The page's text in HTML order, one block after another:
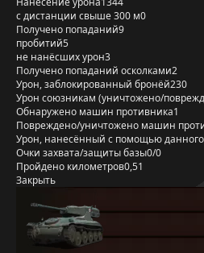
с дистанции свыше 300 м0
Получено попаданий9
пробитий5
не нанёсших урон3
Получено попаданий осколками2
Урон, заблокированный бронёй230
Урон союзникам (уничтожено/
Обнаружено машин противника1
Повреждено/уничтожено машин
Урон, нанесённый с помощью данного
Очки захвата/защиты базы0/0
Пройдено километров0,51
Закрыть